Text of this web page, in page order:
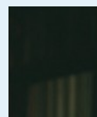
changer.
Les folies
été qu’une bulle
sélective (non